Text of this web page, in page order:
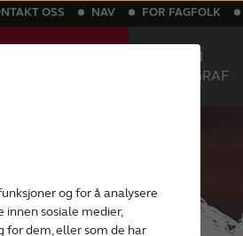
og for å analysere
sosiale medier,
for dem, eller som de har
OSS NAV FOR FAGFOLK
FINN EN
AUDIOGRAF